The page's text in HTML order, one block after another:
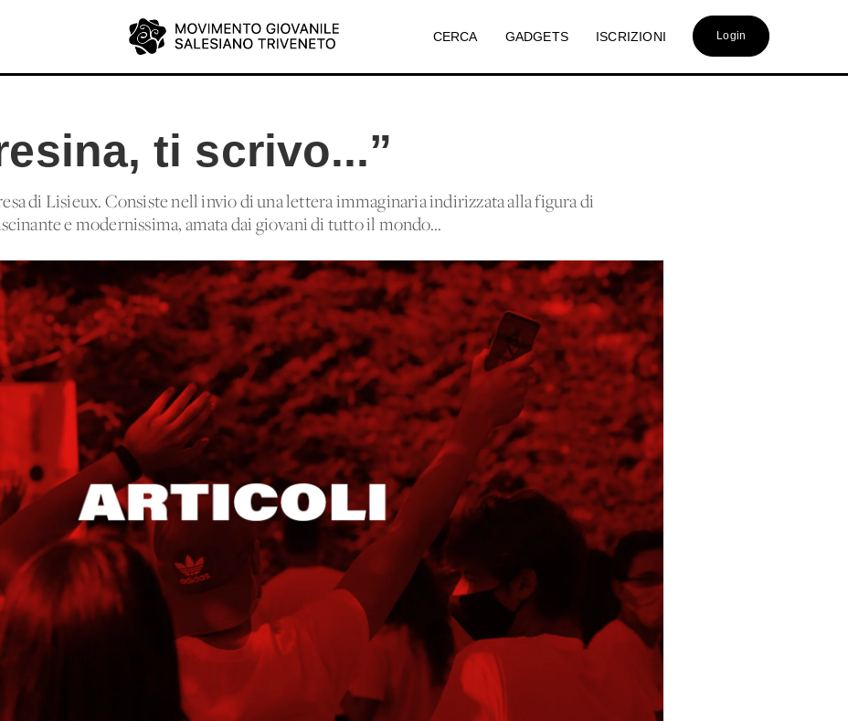
CERCA GADGETS ISCRIZIONI Login
ti scrivo...”
di Lisieux. Consiste nell'invio di una lettera immaginaria indirizzata alla figura di
e modernissima, amata dai giovani di tutto il mondo...